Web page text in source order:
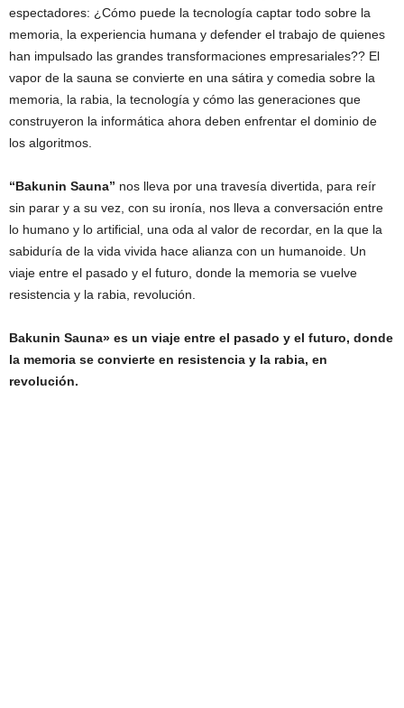
espectadores: ¿Cómo puede la tecnología captar todo sobre la
memoria, la experiencia humana y defender el trabajo de quienes
han impulsado las grandes transformaciones empresariales?? El
vapor de la sauna se convierte en una sátira y comedia sobre la
memoria, la rabia, la tecnología y cómo las generaciones que
construyeron la informática ahora deben enfrentar el dominio de
los algoritmos.
“Bakunin Sauna” nos lleva por una travesía divertida, para reír
sin parar y a su vez, con su ironía, nos lleva a conversación entre
lo humano y lo artificial, una oda al valor de recordar, en la que la
sabiduría de la vida vivida hace alianza con un humanoide. Un
viaje entre el pasado y el futuro, donde la memoria se vuelve
resistencia y la rabia, revolución.
Bakunin Sauna» es un viaje entre el pasado y el futuro, donde
la memoria se convierte en resistencia y la rabia, en
revolución.